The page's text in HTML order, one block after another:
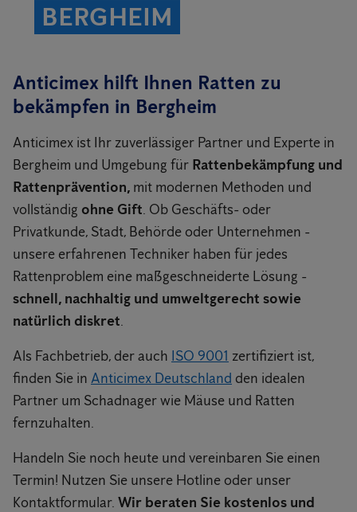
BERGHEIM
Anticimex hilft Ihnen Ratten zu
bekämpfen in Bergheim
Anticimex ist Ihr zuverlässiger Partner und Experte in
Bergheim und Umgebung für Rattenbekämpfung und
Rattenprävention, mit modernen Methoden und
vollständig ohne Gift. Ob Geschäfts- oder
Privatkunde, Stadt, Behörde oder Unternehmen -
unsere erfahrenen Techniker haben für jedes
Rattenproblem eine maßgeschneiderte Lösung -
schnell, nachhaltig und umweltgerecht sowie
natürlich diskret.
Als Fachbetrieb, der auch ISO 9001 zertifiziert ist,
finden Sie in Anticimex Deutschland den idealen
Partner um Schadnager wie Mäuse und Ratten
fernzuhalten.
Handeln Sie noch heute und vereinbaren Sie einen
Termin! Nutzen Sie unsere Hotline oder unser
Kontaktformular. Wir beraten Sie kostenlos und